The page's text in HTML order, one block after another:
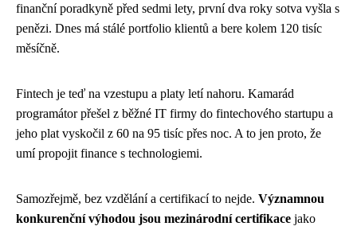
finanční poradkyně před sedmi lety, první dva roky sotva vyšla s
penězi. Dnes má stálé portfolio klientů a bere kolem 120 tisíc
měsíčně.
Fintech je teď na vzestupu a platy letí nahoru. Kamarád
programátor přešel z běžné IT firmy do fintechového startupu a
jeho plat vyskočil z 60 na 95 tisíc přes noc. A to jen proto, že
umí propojit finance s technologiemi.
Samozřejmě, bez vzdělání a certifikací to nejde. Významnou
konkurenční výhodou jsou mezinárodní certifikace jako